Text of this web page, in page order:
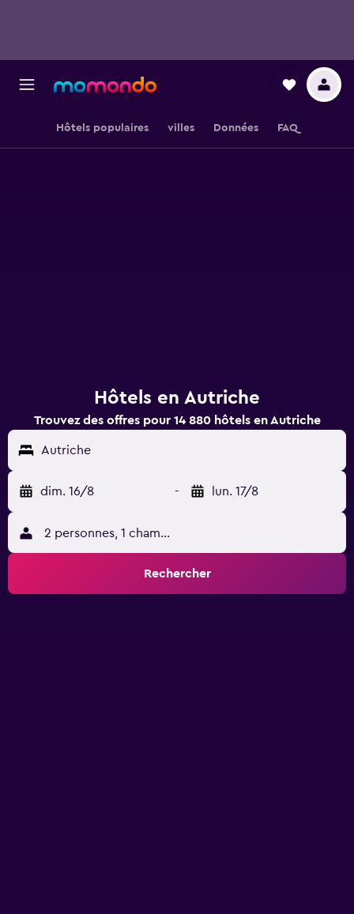
Hôtels populaires villes Données FAQ
Hôtels en Autriche
Trouvez des offres pour 14 880 hôtels en Autriche
Autriche
dim. 16/8 - lun. 17/8
2 personnes, 1 chambre
Rechercher